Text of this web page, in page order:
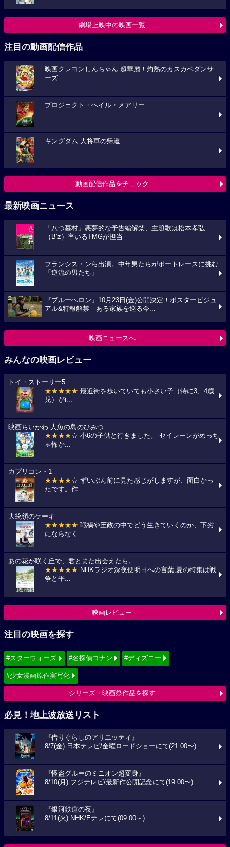
劇場上映中の映画一覧
注目の動画配信作品
映画クレヨンしんちゃん 超華麗！灼熱のカスカベダンサ
ーズ
プロジェクト・ヘイル・メアリー
キングダム 大将軍の帰還
動画配信作品をチェック
最新映画ニュース
「八つ墓村」悪夢的な予告編解禁、主題歌は松本孝弘
（B’z）率いるTMGが担当
フランシス・ンら出演。中年男たちがボートレースに挑む
「逆流の男たち」
『ブルーヘロン』10月23日(金)公開決定！ポスタービジュ
アル&特報解禁―ある家族を巡る今...
映画ニュースへ
みんなの映画レビュー
トイ・ストーリー5
★★★★★ 最近街を歩いていても小さい子（特に3、4歳
児）がi...
映画ちいかわ 人魚の島のひみつ
★★★★☆ 小6の子供と行きました。 セイレーンがめっち
ゃ怖か...
カプリコン・1
★★★★☆ ずいぶん前に見た感じがしますが、面白かっ
たです。作...
大統領のケーキ
★★★★★ 戦禍や圧政の中でどう生きていくのか、下劣
にならなく...
あの花が咲く丘で、君とまた出会えたら。
★★★★★ NHKラジオ深夜便明日への言葉,夏の特集は戦
争と平...
映画レビュー
注目の映画を探す
#スターウォーズ #名探偵コナン #ディズニー
#少女漫画原作実写化
シリーズ・映画祭作品を探す
必見！地上波放送リスト
『借りぐらしのアリエッティ』
8/7(金) 日本テレビ/金曜ロードショーにて(21:00〜)
『怪盗グルーのミニオン超変身』
8/10(月) フジテレビ/最新作公開記念にて(19:00〜)
『銀河鉄道の夜』
8/11(火) NHK/Eテレにて(09:00～)